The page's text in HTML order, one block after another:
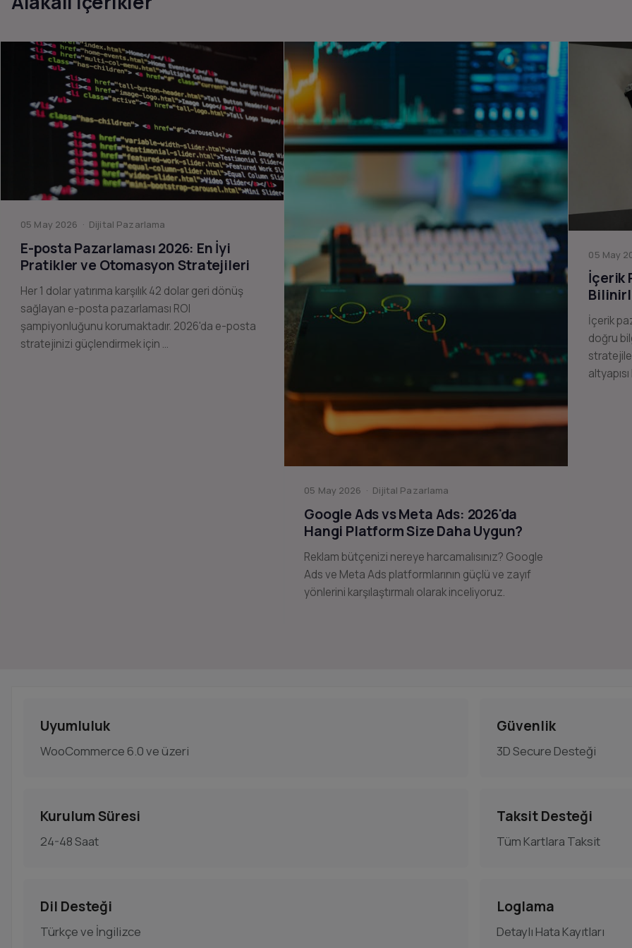
05 May 2026 · Dijital Pazarlama
E-posta Pazarlaması 2026: En İyi
Pratikler ve Otomasyon Stratejileri
Her 1 dolar yatırıma karşılık 42 dolar geri dönüş
sağlayan e-posta pazarlaması ROI
şampiyonluğunu korumaktadır. 2026'da e-posta
stratejinizi güçlendirmek için …
05 May 2026 · Dijital Pazarlama
Google Ads vs Meta Ads: 2026'da
Hangi Platform Size Daha Uygun?
Reklam bütçenizi nereye harcamalısınız? Google
Ads ve Meta Ads platformlarının güçlü ve zayıf
yönlerini karşılaştırmalı olarak inceliyoruz.
05 May
İçerik
İçerik
doğru
Uyumluluk
WooCommerce 6.0 ve üzeri
Güvenlik
3D Secure Desteği
Kurulum Süresi
24-48 Saat
Taksit Desteği
Tüm Kartlara Taksit
Dil Desteği
Türkçe ve İngilizce
Loglama
Detaylı Hata Kayıtları